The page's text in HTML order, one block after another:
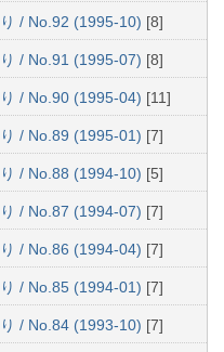
/ No.92 (1995-10) [8]
/ No.91 (1995-07) [8]
/ No.90 (1995-04) [11]
/ No.89 (1995-01) [7]
/ No.88 (1994-10) [5]
/ No.87 (1994-07) [7]
/ No.86 (1994-04) [7]
/ No.85 (1994-01) [7]
/ No.84 (1993-10) [7]